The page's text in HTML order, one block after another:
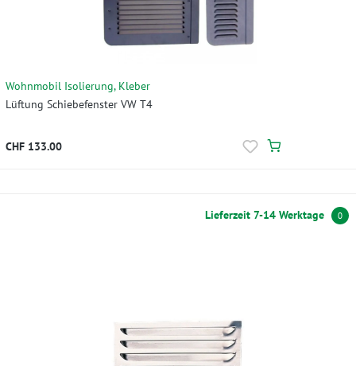
Wohnmobil Isolierung, Kleber
Lüftung Schiebefenster VW T4
CHF 133.00
Lieferzeit 7-14 Werktage 0